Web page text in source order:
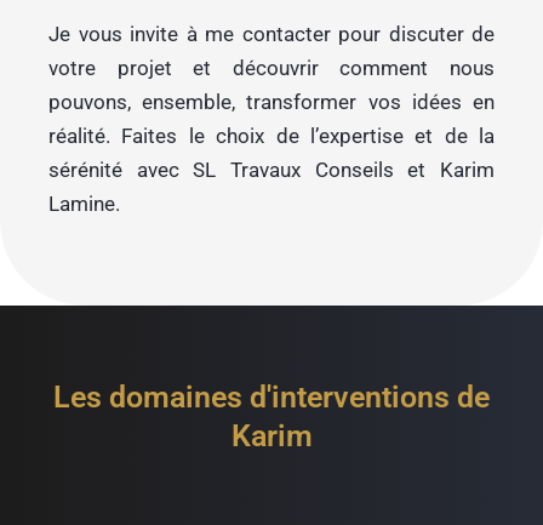
Je vous invite à me contacter pour discuter de
votre projet et découvrir comment nous
pouvons, ensemble, transformer vos idées en
réalité. Faites le choix de l’expertise et de la
sérénité avec SL Travaux Conseils et Karim
Lamine.
Les domaines d'interventions de
Karim